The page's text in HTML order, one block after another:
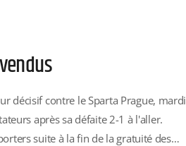
décisif contre le Sparta Prague, mardi
après sa défaite 2-1 à l'aller.
suite à la fin de la gratuité des